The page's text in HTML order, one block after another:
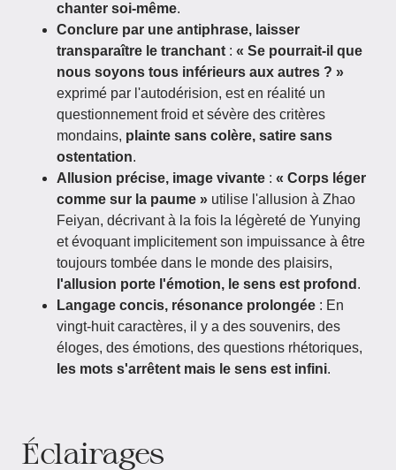
chanter soi-même.
Conclure par une antiphrase, laisser
transparaître le tranchant : « Se pourrait-il que
nous soyons tous inférieurs aux autres ? »
exprimé par l'autodérision, est en réalité un
questionnement froid et sévère des critères
mondains, plainte sans colère, satire sans
ostentation.
Allusion précise, image vivante : « Corps léger
comme sur la paume » utilise l'allusion à Zhao
Feiyan, décrivant à la fois la légèreté de Yunying
et évoquant implicitement son impuissance à être
toujours tombée dans le monde des plaisirs,
l'allusion porte l'émotion, le sens est profond .
Langage concis, résonance prolongée : En
vingt-huit caractères, il y a des souvenirs, des
éloges, des émotions, des questions rhétoriques,
les mots s'arrêtent mais le sens est infini.
Éclairages